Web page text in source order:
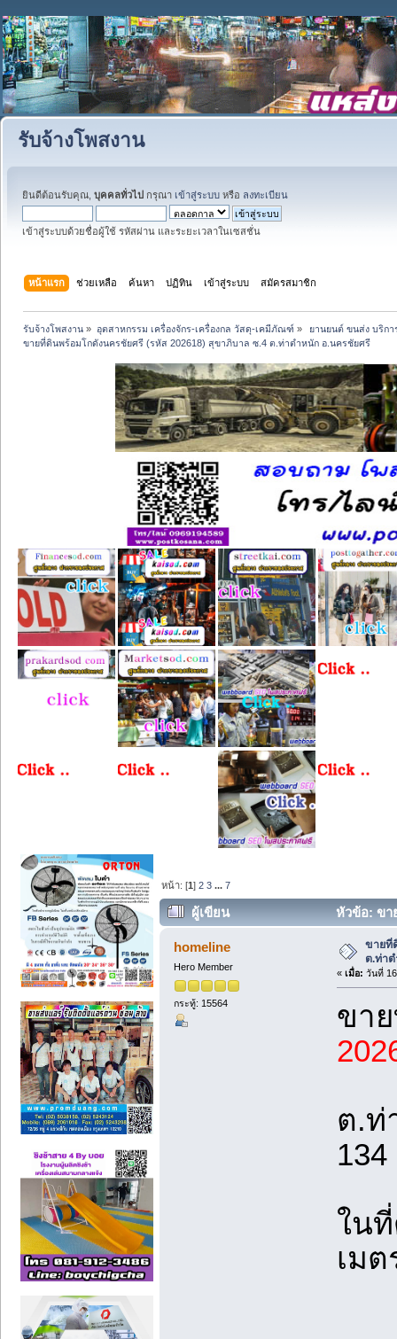
รับจ้างโพสงาน
ยินดีต้อนรับคุณ, บุคคลทั่วไป กรุณา เข้าสู่ระบบ หรือ ลงทะเบียน
เข้าสู่ระบบด้วยชื่อผู้ใช้ รหัสผ่าน และระยะเวลาในเซสชั่น
หน้าแรก ช่วยเหลือ ค้นหา ปฏิทิน เข้าสู่ระบบ สมัครสมาชิก
รับจ้างโพสงาน » อุตสาหกรรม เครื่องจักร-เครื่องกล วัสดุ-เคมีภัณฑ์ »
ยานยนต์ ขนส่ง บริก
ขายที่ดินพร้อมโกดังนครชัยศรี (รหัส 202618) สุขาภิบาล ซ.4 ต.ท่าตำหนัก อ.นครชัยศรี
หน้า: [1]2 3 ...7
ผู้เขียน หัวข้อ: ขา
homeline
Hero Member
กระทู้: 15564
ขายที่
ต.ท่า
« เมื่อ: วันที่
ขา
ต.ท่
ใน
เม